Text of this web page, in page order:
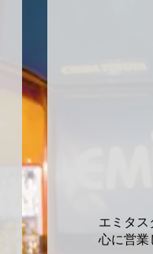
エミタ
心に営業